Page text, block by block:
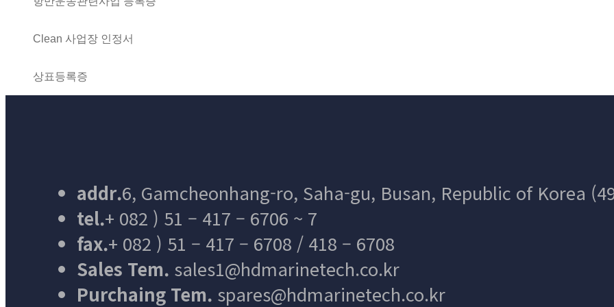
Clean 사업장 인정서
상표등록증
addr.6, Gamcheonhang-ro, Saha-gu, Busan, Republic of Korea
tel.+ 082 ) 51 – 417 – 6706 ~ 7
fax.+ 082 ) 51 – 417 – 6708 / 418 – 6708
Sales Tem. sales1@hdmarinetech.co.kr
Purchaing Tem. spares@hdmarinetech.co.kr